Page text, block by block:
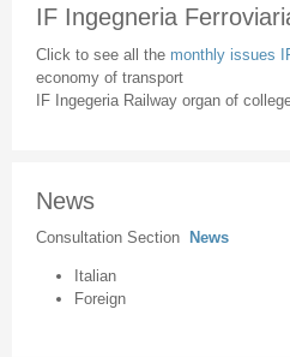
IF Ingegneria
Click to see all the monthly issues
economy of transport
IF Ingegeria Railway organ of
News
Consultation Section News
Italian
Foreign